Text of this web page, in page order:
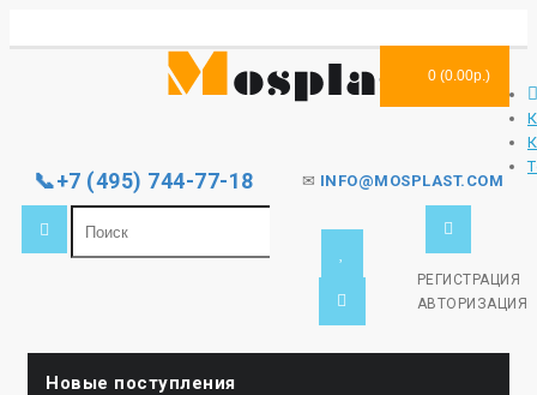
📞+7 (495) 744-77-18 ✉ INFO@MOSPLAST.COM
РЕГИСТРАЦИЯ
АВТОРИЗАЦИЯ
0 (0.00р.)
Новые поступления